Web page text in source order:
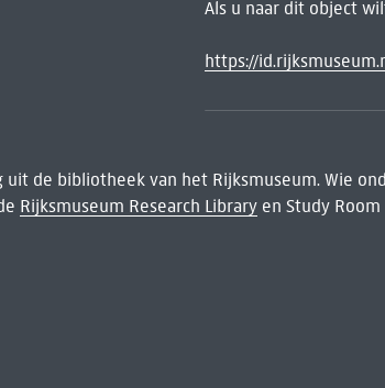
Als u naar dit object
https://
uit de bibliotheek van het Rijksmuseum. Wie
Rijksmuseum Research Libraryen Study Room